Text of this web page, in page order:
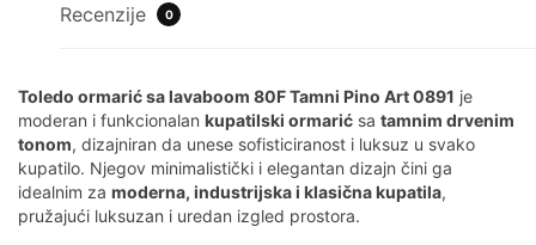
Recenzije 0
Toledo ormarić sa lavaboom 80F Tamni Pino Art 0891 je
moderan i funkcionalan kupatilski ormarić sa tamnim drvenim
tonom, dizajniran da unese sofisticiranost i luksuz u svako
kupatilo. Njegov minimalistički i elegantan dizajn čini ga
idealnim za moderna, industrijska i klasična kupatila,
pružajući luksuzan i uredan izgled prostora.